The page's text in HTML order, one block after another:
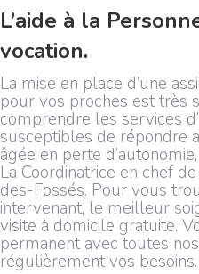
L’aide à la
vocation.
La mise en place d’une
pour vos proches est très
comprendre les services
susceptibles de répondre
âgée en perte
La Coordinatrice en chef
des-Fossés. Pour vous
intervenant, le meilleur
visite à domicile gratuite.
permanent avec toutes
régulièrement vos besoins.